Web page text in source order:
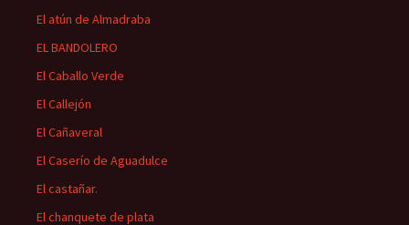
El atún de Almadraba
EL BANDOLERO
El Caballo Verde
El Callejón
El Cañaveral
El Caserío de Aguadulce
El castañar.
El chanquete de plata